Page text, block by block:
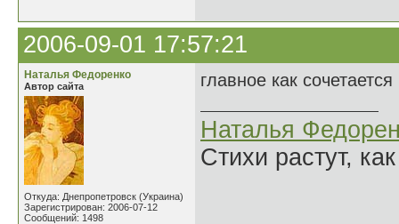
2006-09-01 17:57:21
Наталья Федоренко
Автор сайта
Откуда: Днепропетровск (Украина)
Зарегистрирован: 2006-07-12
Сообщений: 1498
главное как
Наталья
Стихи растут,